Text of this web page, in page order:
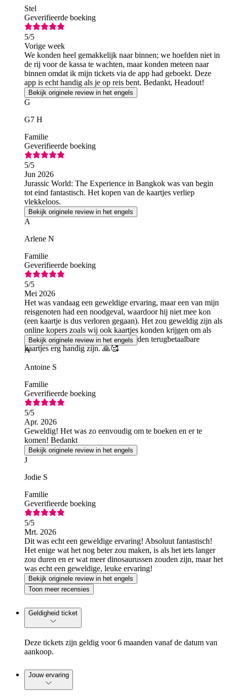
Stel
Geverifieerde boeking
5/5
Vorige week
We konden heel gemakkelijk naar binnen; we hoefden niet in
de rij voor de kassa te wachten, maar konden meteen naar
binnen omdat ik mijn tickets via de app had geboekt. Deze
app is echt handig als je op reis bent. Bedankt, Headout!
Bekijk originele review in het engels
G
G7 H
Familie
Geverifieerde boeking
5/5
Jun 2026
Jurassic World: The Experience in Bangkok was van begin
tot eind fantastisch. Het kopen van de kaartjes verliep
vlekkeloos.
Bekijk originele review in het engels
A
Arlene N
Familie
Geverifieerde boeking
5/5
Mei 2026
Het was vandaag een geweldige ervaring, maar een van mijn
reisgenoten had een noodgeval, waardoor hij niet mee kon
(een kaartje is dus verloren gegaan). Het zou geweldig zijn als
online kopers zoals wij ook kaartjes konden krijgen om als
aandenken te bewaren. Tot slot zouden terugbetaalbare
kaartjes erg handig zijn. 🙏🥰
Bekijk originele review in het engels
A
Antoine S
Familie
Geverifieerde boeking
5/5
Apr. 2026
Geweldig! Het was zo eenvoudig om te boeken en er te
komen! Bedankt
Bekijk originele review in het engels
J
Jodie S
Familie
Geverifieerde boeking
5/5
Mrt. 2026
Dit was echt een geweldige ervaring! Absoluut fantastisch!
Het enige wat het nog beter zou maken, is als het iets langer
zou duren en er wat meer dinosaurussen zouden zijn, maar het
was echt een geweldige, leuke ervaring!
Bekijk originele review in het engels
Toon meer recensies
Geldigheid ticket
Deze tickets zijn geldig voor 6 maanden vanaf de datum van
aankoop.
Jouw ervaring